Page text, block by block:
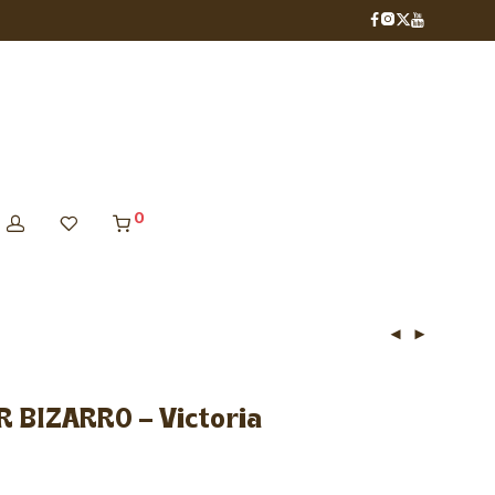
0
BIZARRO – Victoria